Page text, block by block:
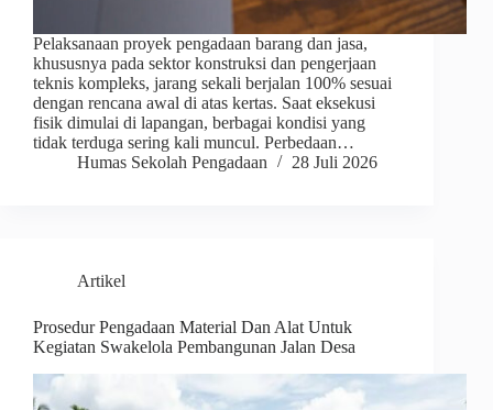
Pelaksanaan proyek pengadaan barang dan jasa,
khususnya pada sektor konstruksi dan pengerjaan
teknis kompleks, jarang sekali berjalan 100% sesuai
dengan rencana awal di atas kertas. Saat eksekusi
fisik dimulai di lapangan, berbagai kondisi yang
tidak terduga sering kali muncul. Perbedaan…
Humas Sekolah Pengadaan
28 Juli 2026
Artikel
Prosedur Pengadaan Material Dan Alat Untuk
Kegiatan Swakelola Pembangunan Jalan Desa